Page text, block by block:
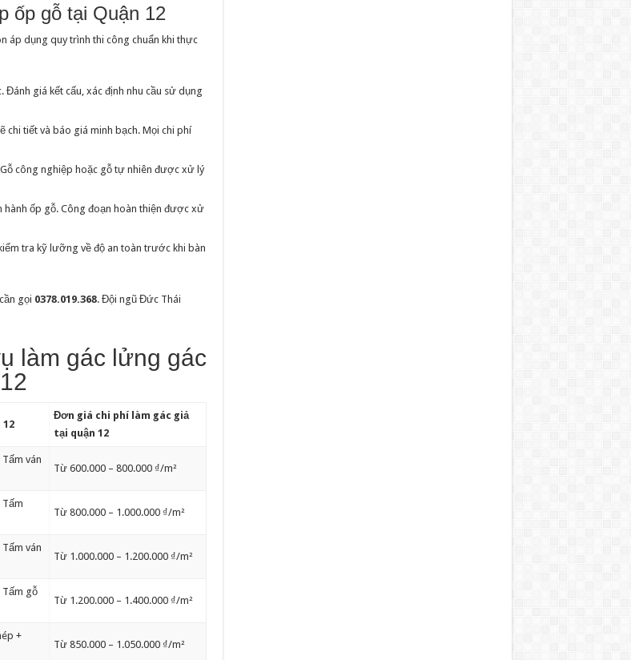
ốp gỗ tại Quận 12
áp dụng quy trình thi công chuẩn khi thực
Đánh giá kết cấu, xác định nhu cầu sử dụng
chi tiết và báo giá minh bạch. Mọi chi phí
công nghiệp hoặc gỗ tự nhiên được xử lý
hành ốp gỗ. Công đoạn hoàn thiện được xử
tra kỹ lưỡng về độ an toàn trước khi bàn
gọi 0378.019.368. Đội ngũ Đức Thái
làm gác lửng gác
12
Đơn giá chi phílàm gác giả
tại quận 12
ván
Từ 600.000 – 800.000 ₫/m²
Từ 800.000 – 1.000.000 ₫/m²
ván
Từ 1.000.000 – 1.200.000 ₫/m²
Tấm gỗ
Từ 1.200.000 – 1.400.000 ₫/m²
+
Từ 850.000 – 1.050.000 ₫/m²